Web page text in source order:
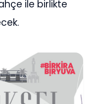
ile birlikte